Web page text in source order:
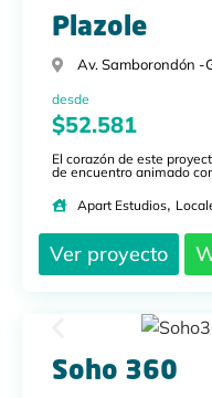
Plazole
Av. Samborondón -
desde
$52.581
El corazón de este
de encuentro animado
Apart Estudios,
Ver proyecto
Soho 360